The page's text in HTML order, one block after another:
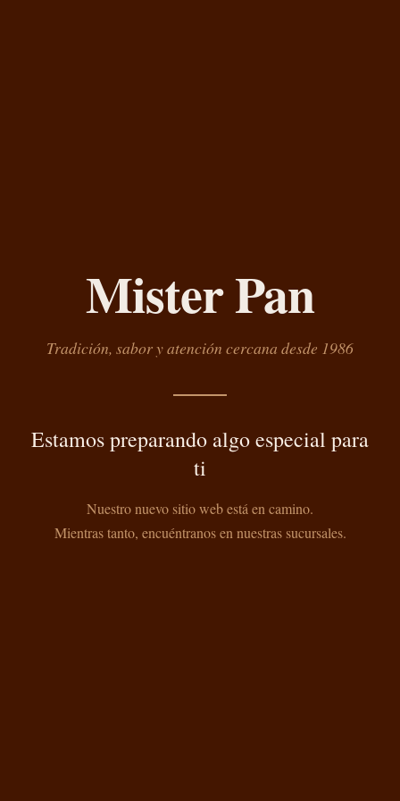
Mister Pan
Tradición, sabor y atención cercana desde 1986
Estamos preparando algo especial para
ti
Nuestro nuevo sitio web está en camino.
Mientras tanto, encuéntranos en nuestras sucursales.